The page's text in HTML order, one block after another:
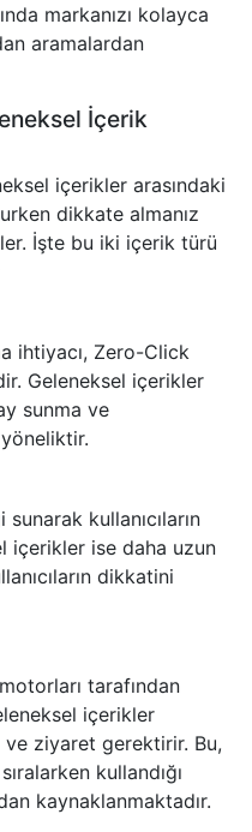
markanızı kolayca
aramalardan
İçerik
içerikler arasındaki
dikkate almanız
İşte bu iki içerik türü
ihtiyacı, Zero-Click
Geleneksel içerikler
sunma ve
kullanıcıların
içerikler ise daha uzun
dikkatini
tarafından
içerikler
ziyaret gerektirir. Bu,
kullandığı
kaynaklanmaktadır.